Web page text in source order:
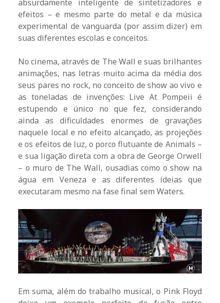
absurdamente inteligente de sintetizadores e
efeitos – e mesmo parte do metal e da música
experimental de vanguarda (por assim dizer) em
suas diferentes escolas e conceitos.
No cinema, através de The Wall e suas brilhantes
animações, nas letras muito acima da média dos
seus pares no rock, no conceito de show ao vivo e
as toneladas de invenções: Live At Pompeii é
estupendo e único no que fez, considerando
ainda as dificuldades enormes de gravações
naquele local e no efeito alcançado, as projeções
e os efeitos de luz, o porco flutuante de Animals –
e sua ligação direta com a obra de George Orwell
– o muro de The Wall, ousadias como o show na
água em Veneza e as diferentes ideias que
executaram mesmo na fase final sem Waters.
Em suma, além do trabalho musical, o Pink Floyd